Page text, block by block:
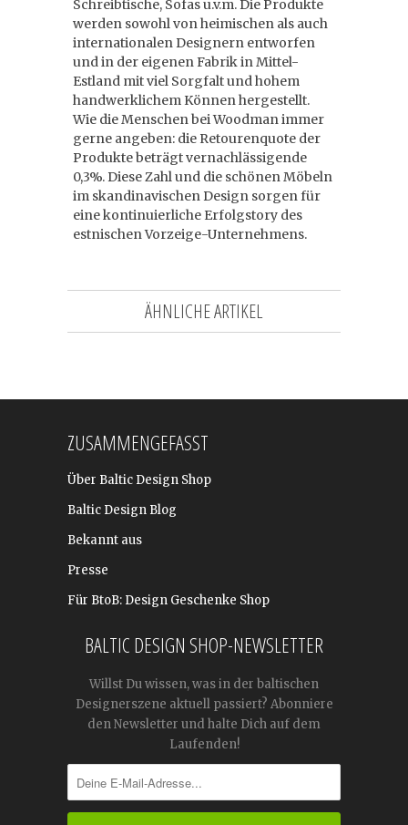
Schreibtische, Sofas u.v.m. Die Produkte
werden sowohl von heimischen als auch
internationalen Designern entworfen
und in der eigenen Fabrik in Mittel-
Estland mit viel Sorgfalt und hohem
handwerklichem Können hergestellt.
Wie die Menschen bei Woodman immer
gerne angeben: die Retourenquote der
Produkte beträgt vernachlässigende
0,3%. Diese Zahl und die schönen Möbeln
im skandinavischen Design sorgen für
eine kontinuierliche Erfolgstory des
estnischen Vorzeige-Unternehmens.
ÄHNLICHE ARTIKEL
ZUSAMMENGEFASST
Über Baltic Design Shop
Baltic Design Blog
Bekannt aus
Presse
Für BtoB: Design Geschenke Shop
BALTIC DESIGN SHOP-NEWSLETTER
Willst Du wissen, was in der baltischen
Designerszene aktuell passiert? Abonniere
den Newsletter und halte Dich auf dem
Laufenden!